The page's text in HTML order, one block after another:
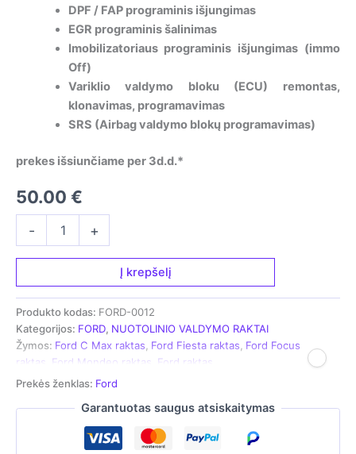
DPF / FAP programinis išjungimas
EGR programinis šalinimas
Imobilizatoriaus programinis išjungimas (immo
Off)
Variklio valdymo bloku (ECU) remontas,
klonavimas, programavimas
SRS (Airbag valdymo blokų programavimas)
prekes išsiunčiame per 3d.d.*
50.00 €
-
raktas
-
skirtas
Ford
Focus
|
Mondeo
Fiesta
+
Į krepšelį
Produkto kodas: FORD-0012
Kategorijos: FORD, NUOTOLINIO VALDYMO RAKTAI
Žymos: Ford C Max raktas Ford Fiesta raktas Ford Focus
raktas
Ford Mondeo raktas
Ford raktas
Prekės ženklas: Ford
Garantuotas saugus atsiskaitymas